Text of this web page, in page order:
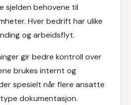
sjelden behovene til
Hver bedrift har ulike
og arbeidsflyt.
gir bedre kontroll over
brukes internt og
spesielt når flere ansatte
dokumentasjon.